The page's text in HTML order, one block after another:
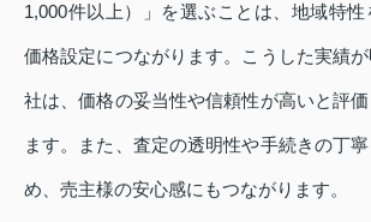
1,000件以上）」を選ぶことは、地域特
価格設定につながります。こうした実績
社は、価格の妥当性や信頼性が高いと評
ます。また、査定の透明性や手続きの丁
め、売主様の安心感にもつながります。